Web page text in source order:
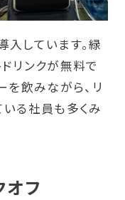
しています。緑
リンクが無料で
飲みながら、リ
る社員も多くみ
オフ